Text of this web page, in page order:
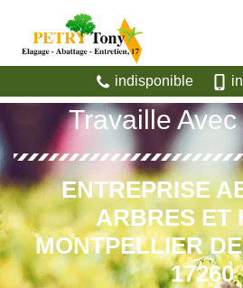
indisponible
Travaille
ENTREPRISE
ARBRES ET
MONTPELLIER
17260